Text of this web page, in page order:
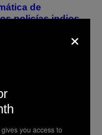
de
policías indios
en las
19
×
you access to